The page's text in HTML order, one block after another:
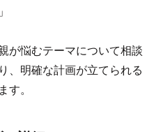
が悩むテーマについて相談
、明確な計画が立てられる
。